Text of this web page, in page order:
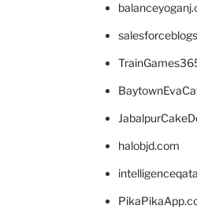
halobjd.com